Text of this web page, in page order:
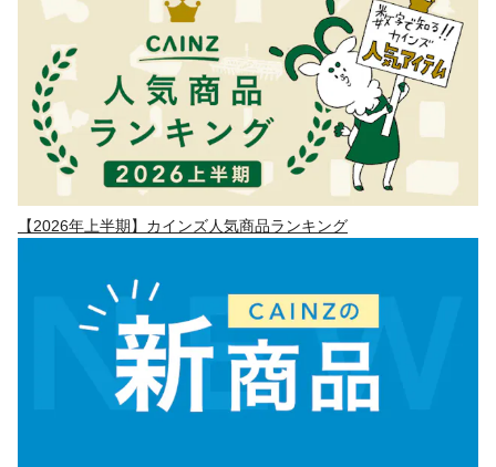
【2026年上半期】カインズ人気商品ランキング